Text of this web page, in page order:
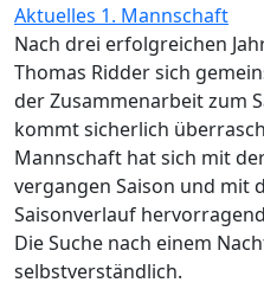
Aktuelles 1. Mannschaft
Nach drei erfolgreichen
Thomas Ridder sich
der Zusammenarbeit zum
kommt sicherlich
Mannschaft hat sich mit
vergangen Saison und mit
Saisonverlauf
Die Suche nach einem
selbstverständlich.